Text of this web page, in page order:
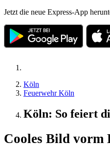
Jetzt die neue Express-App
Köln
Feuerwehr Köln
Köln: So feiert
Cooles Bild vorm